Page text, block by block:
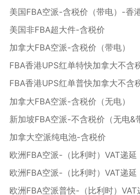
美国FBA空派-含税价（带电）-香
美国非FBA超大件-含税价
加拿大FBA空派-含税价（带电）
FBA香港UPS红单特快加拿大不含
FBA香港UPS红单普快加拿大不含
加拿大FBA空派-含税价（无电）
新加坡FBA空派-不含税价（无电&
加拿大空派纯电池-含税价
欧洲FBA空派-（比利时）VAT递延
欧洲FBA空派-（比利时）VAT递延
欧洲FBA空派普快-（比利时）VAT